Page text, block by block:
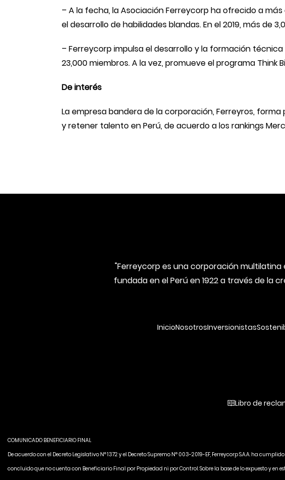
– A la fecha, la Asociación Ferreycorp ha ofrecido a
el desarrollo de habilidades blandas. En el 2019, más
– Ferreycorp impulsa el desarrollo y la formación
23,000 miembros. A la vez, promueve el programa
De interés
La empresa bandera de la corporación, Ferreyros,
y retener talento en Perú, de acuerdo a los rankings
"Ferreycorp es una corporación
fundada en el Perú en 1922 a través de la
InicioNosotrosInversionistas
Libro de
COMUNICADO BENEFICIARIO FINAL
De acuerdo con el Decreto Legislativo N° 1372 y el Decreto Supremo N° 003-2019-EF, Ferreycorp S.A.A. ha
concluido que no cuenta con Beneficiario Final por Propiedad ni por Control. Sobre la base de lo expuesto y